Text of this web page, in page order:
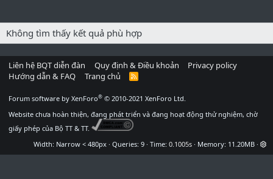
Không tìm thấy kết quả phù hợp
Liên hệ BQT diễn đàn Quy định & Điều khoản
Privacy policy
Hướng dẫn & FAQ
Trang chủ
R
Forum software by XenForo® © 2010-2021 XenForo Ltd.
Website chưa hoàn thiện, đang phát triển và đang hoạt động thử nghiệm, chờ
giấy phép của Bộ TT & TT.
Width
Queries 9 Time 0.1005s Memory 11.20MB